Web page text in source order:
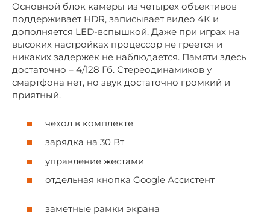
Основной блок камеры из четырех объективов
поддерживает HDR, записывает видео 4К и
дополняется LED-вспышкой. Даже при играх на
высоких настройках процессор не греется и
никаких задержек не наблюдается. Памяти здесь
достаточно – 4/128 Гб. Стереодинамиков у
смартфона нет, но звук достаточно громкий и
приятный.
чехол в комплекте
зарядка на 30 Вт
управление жестами
отдельная кнопка Google Ассистент
заметные рамки экрана